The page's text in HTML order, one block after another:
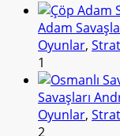
Adam
Oyunlar,
1
Savaşları
Oyunlar,
2